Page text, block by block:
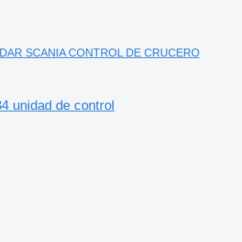
SCANIA CONTROL DE CRUCERO
unidad de control